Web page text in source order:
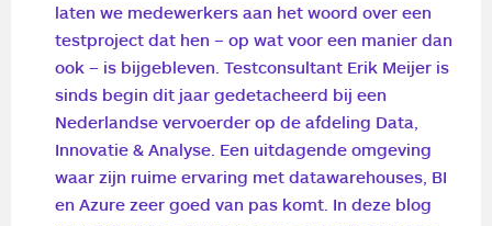
laten we medewerkers aan het woord over een
testproject dat hen – op wat voor een manier dan
ook – is bijgebleven. Testconsultant Erik Meijer is
sinds begin dit jaar gedetacheerd bij een
Nederlandse vervoerder op de afdeling Data,
Innovatie & Analyse. Een uitdagende omgeving
waar zijn ruime ervaring met datawarehouses, BI
en Azure zeer goed van pas komt. In deze blog